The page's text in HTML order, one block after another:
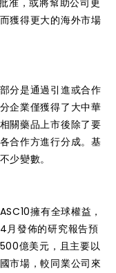
准，或將幫助公司更
獲得更大的海外市場
分是通過引進或合作
企業僅獲得了大中華
關藥品上市後除了要
合作方進行分成。基
少變數。
擁有全球權益，
月發佈的研究報告預
億美元，且主要以
市場，較同業公司來